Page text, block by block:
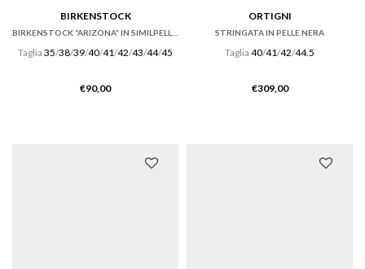
BIRKENSTOCK
BIRKENSTOCK “ARIZONA” IN SIMILPELLE BIRKOFLOR NERA
Taglia 35/38/39/40/41/42/43/44/45
€90,00
ORTIGNI
STRINGATA IN PELLE NERA
Taglia 40/41/42/44.5
€309,00